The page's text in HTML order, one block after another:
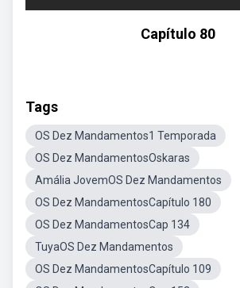
Capítulo 80
Tags
OS Dez Mandamentos1 Temporada
OS Dez MandamentosOskaras
Amália JovemOS Dez Mandamentos
OS Dez MandamentosCapítulo 180
OS Dez MandamentosCap 134
TuyaOS Dez Mandamentos
OS Dez MandamentosCapítulo 109